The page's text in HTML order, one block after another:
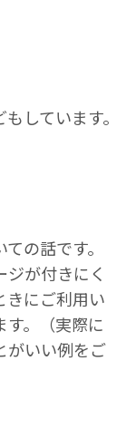
しています。
の話です。
が付きにく
きにご利用い
。（実際に
がいい例をご